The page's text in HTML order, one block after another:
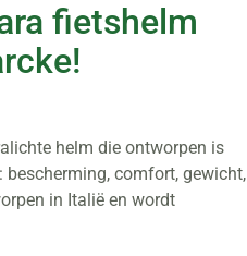
fietshelm
helm die ontworpen is
comfort, gewicht,
in Italië en wordt